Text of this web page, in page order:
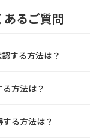
るご質問
する方法は？
方法は？
る方法は？